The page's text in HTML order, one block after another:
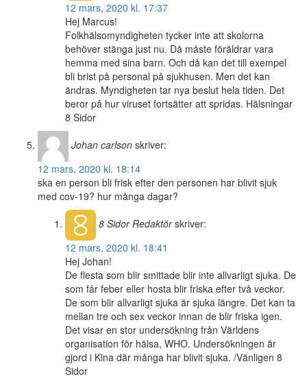
12 mars, 2020 kl. 17:37
Hej Marcus!
Folkhälsomyndigheten tycker inte att skolorna
behöver stänga just nu. Då måste föräldrar vara
hemma med sina barn. Och då kan det till exempel
bli brist på personal på sjukhusen. Men det kan
ändras. Myndigheten tar nya beslut hela tiden. Det
beror på hur viruset fortsätter att spridas. Hälsningar
8 Sidor
Johan carlson skriver:
12 mars, 2020 kl. 18:14
ska en person bli frisk efter den personen har blivit sjuk
med cov-19? hur många dagar?
8 SidorRedaktör skriver:
12 mars, 2020 kl. 18:41
Hej Johan!
De flesta som blir smittade blir inte allvarligt sjuka. De
som får feber eller hosta blir friska efter två veckor.
De som blir allvarligt sjuka är sjuka längre. Det kan ta
mellan tre och sex veckor innan de blir friska igen.
Det visar en stor undersökning från Världens
organisation för hälsa, WHO. Undersökningen är
gjord i Kina där många har blivit sjuka. /Vänligen 8
Sidor